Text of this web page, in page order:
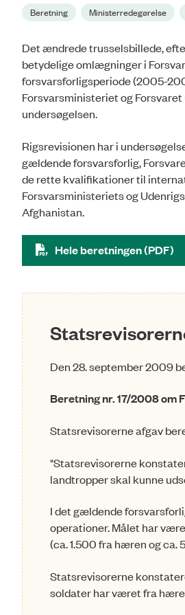
Beretning Ministerredegørelse
Det ændrede trusselsbillede,
betydelige omlægninger i
forsvarsforligsperiode (2005-
Forsvarsministeriet og
undersøgelsen.
Rigsrevisionen har i
gældende forsvarsforlig,
de rette kvalifikationer til
Forsvarsministeriets og
Afghanistan.
Hele beretningen (PDF)
Den 28. september 2009
Beretning nr. 17/2008
Statsrevisorerne afgav
"Statsrevisorerne
landtropper skal kunne
I det gældende
operationer. Målet har
(ca. 1.500 fra hæren og
Statsrevisorerne
soldater har været fra